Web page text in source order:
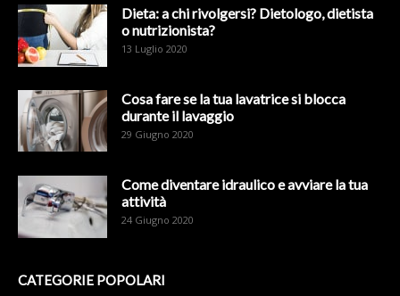
Dieta: a chi rivolgersi? Dietologo, dietista
o nutrizionista?
13 Luglio 2020
Cosa fare se la tua lavatrice si blocca
durante il lavaggio
29 Giugno 2020
Come diventare idraulico e avviare la tua
attività
24 Giugno 2020
CATEGORIE POPOLARI